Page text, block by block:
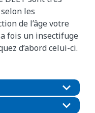
les
de l’âge votre
fois un insectifuge
d’abord celui-ci.